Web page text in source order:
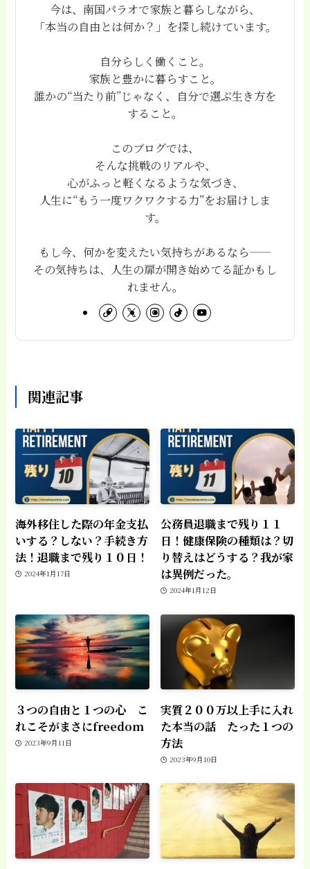
今は、南国パラオで家族と暮らしながら、
「本当の自由とは何か？」を探し続けています。
自分らしく働くこと。
家族と豊かに暮らすこと。
誰かの“当たり前”じゃなく、自分で選ぶ生き方を
すること。
このブログでは、
そんな挑戦のリアルや、
心がふっと軽くなるような気づき、
人生に“もう一度ワクワクする力”をお届けしま
す。
もし今、何かを変えたい気持ちがあるなら——
その気持ちは、人生の扉が開き始めてる証かもし
れません。
関連記事
海外移住した際の年金支払
いする？しない？手続き方
法！退職まで残り１０日！
2024年1月17日
公務員退職まで残り１１
日！健康保険の種類は？切
り替えはどうする？我が家
は異例だった。
2024年1月12日
３つの自由と１つの心 こ
れこそがまさにfreedom
2023年9月11日
実質２００万以上手に入れ
た本当の話 たった１つの
方法
2023年9月10日